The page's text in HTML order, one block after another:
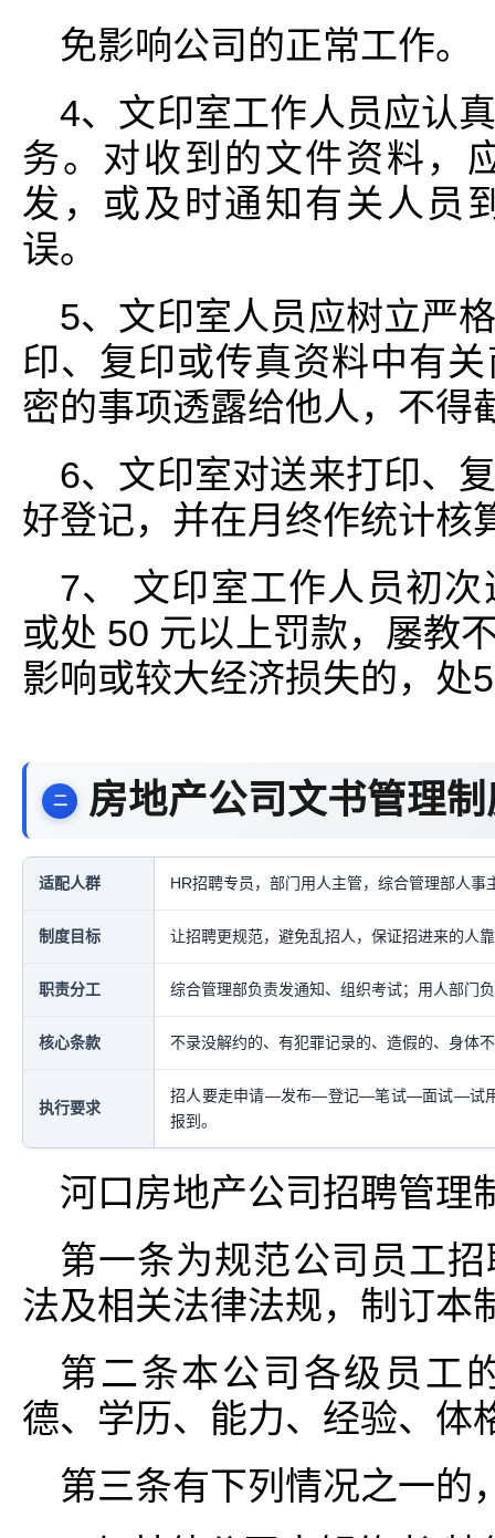
免影响公司的正常工作。
4、文印室工作人员应认
务。对收到的文件资料，
发，或及时通知有关人员
误。
5、文印室人员应树立严
印、复印或传真资料中有
密的事项透露给他人，不得
6、文印室对送来打印、
好登记，并在月终作统计核
7、 文印室工作人员初
或处 50 元以上罚款，屡教
影响或较大经济损失的，处
房地产公司文书管理
适配人群 HR招聘专员，部门用人主管，综合管理部人事
制度目标 让招聘更规范，避免乱招人，保证招进来的人
职责分工 综合管理部负责发通知、组织考试；用人部门
核心条款 不录没解约的、有犯罪记录的、造假的、身体
执行要求
招人要走申请—发布—登记—笔试—面试—试用
报到。
河口房地产公司招聘管理
第一条为规范公司员工
法及相关法律法规，制订本
第二条本公司各级员工
德、学历、能力、经验、体
第三条有下列情况之一的